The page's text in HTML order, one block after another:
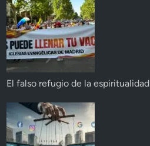
El falso refugio de la espiritualidad